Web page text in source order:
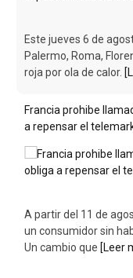
Este jueves 6 de
Palermo, Roma,
roja por ola de calor.
Francia prohibe
a repensar el
A partir del 11 de
un consumidor sin
Un cambio que [Leer